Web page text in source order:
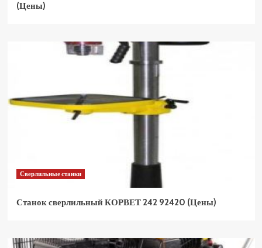
(Цены)
Сверлильные станки
Станок сверлильный КОРВЕТ 242 92420 (Цены)